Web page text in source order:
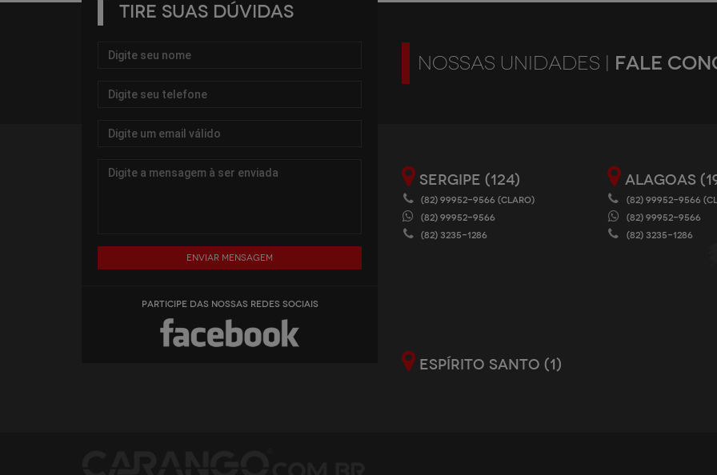
TIRE SUAS DÚVIDAS
Enviar mensagem
PARTICIPE DAS NOSSAS REDES SOCIAIS
NOSSAS UNIDADES | FALE
SERGIPE (124)
(82) 99952-9566 (CLARO)
(82) 99952-9566
(82) 3235-1286
ALAGOAS
(82) 99952-9566
(82) 99952-9566
(82) 3235-1286
ESPÍRITO SANTO (1)